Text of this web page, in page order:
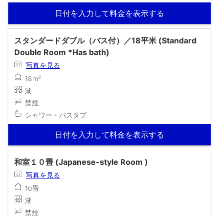
日付を入力して料金を表示する
スタンダードダブル（バス付）／18平米 (Standard
Double Room *Has bath)
写真を見る
18m²
湖
禁煙
シャワー・バスタブ
日付を入力して料金を表示する
和室１０畳 (Japanese-style Room )
写真を見る
10畳
湖
禁煙